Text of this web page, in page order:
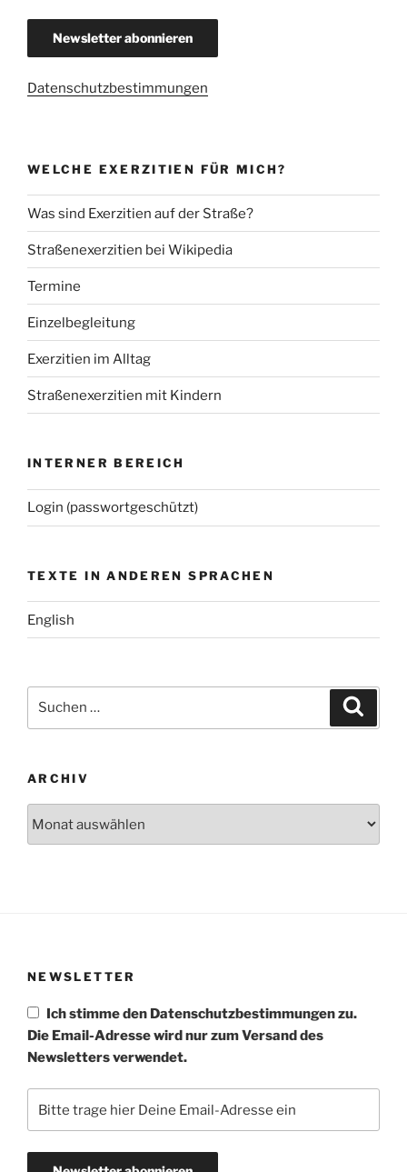
Datenschutzbestimmungen
WELCHE EXERZITIEN FÜR MICH?
Was sind Exerzitien auf der Straße?
Straßenexerzitien bei Wikipedia
Termine
Einzelbegleitung
Exerzitien im Alltag
Straßenexerzitien mit Kindern
INTERNER BEREICH
Login (passwortgeschützt)
TEXTE IN ANDEREN SPRACHEN
English
nach:
ARCHIV
NEWSLETTER
Ich stimme den Datenschutzbestimmungen zu.
Die Email-Adresse wird nur zum Versand des
Newsletters verwendet.